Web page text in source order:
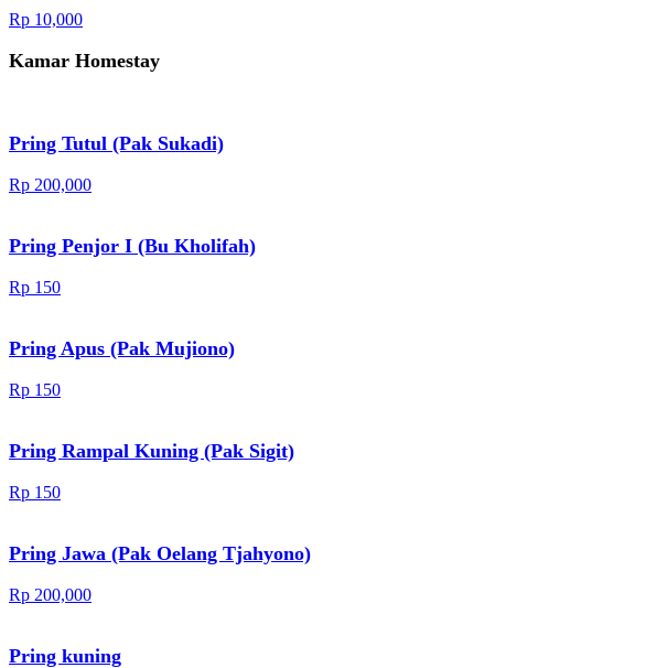
Rp 10,000
Kamar Homestay
Pring Tutul (Pak Sukadi)
Rp 200,000
Pring Penjor I (Bu Kholifah)
Rp 150
Pring Apus (Pak Mujiono)
Rp 150
Pring Rampal Kuning (Pak Sigit)
Rp 150
Pring Jawa (Pak Oelang Tjahyono)
Rp 200,000
Pring kuning